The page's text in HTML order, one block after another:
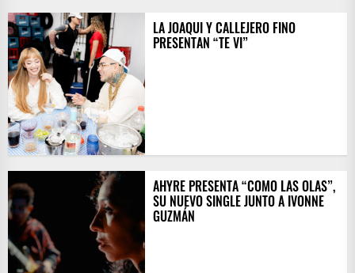
LA JOAQUI Y CALLEJERO FINO
PRESENTAN “TE VI”
AHYRE PRESENTA “COMO LAS OLAS”,
SU NUEVO SINGLE JUNTO A IVONNE
GUZMÁN